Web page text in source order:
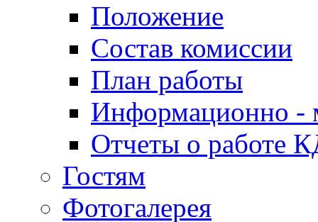
Положение
Состав комиссии
План работы
Информационно -
Отчеты о работе
Гостям
Фотогалерея